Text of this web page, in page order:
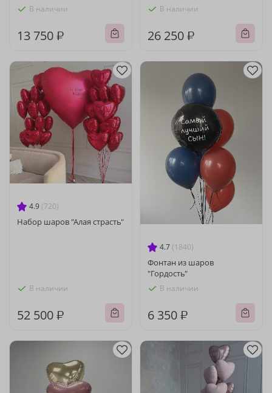
В наличии
13 750 ₽
В наличии
26 250 ₽
4.9 (720)
Набор шаров "Алая страсть"
В наличии
52 500 ₽
4.7 (1840)
Фонтан из шаров
"Гордость"
В наличии
6 350 ₽